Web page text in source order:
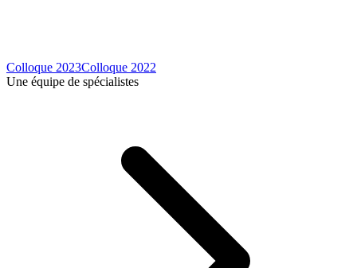
Colloque 2023Colloque 2022
Une équipe de spécialistes